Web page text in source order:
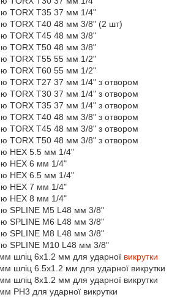
TORX T35 37 мм 1/4"
TORX T40 48 мм 3/8" (2 шт)
TORX T45 48 мм 3/8"
TORX T50 48 мм 3/8"
TORX T55 55 мм 1/2"
TORX T60 55 мм 1/2"
TORX T27 37 мм 1/4" з отвором
TORX T30 37 мм 1/4" з отвором
TORX T35 37 мм 1/4" з отвором
TORX T40 48 мм 3/8" з отвором
TORX T45 48 мм 3/8" з отвором
TORX T50 48 мм 3/8" з отвором
HEX 5.5 мм 1/4"
HEX 6 мм 1/4"
HEX 6.5 мм 1/4"
HEX 7 мм 1/4"
HEX 8 мм 1/4"
SPLINE M5 L48 мм 3/8"
SPLINE M6 L48 мм 3/8"
SPLINE M8 L48 мм 3/8"
SPLINE M10 L48 мм 3/8"
шліц 6x1.2 мм для ударної викрутки
шліц 6.5x1.2 мм для ударної викрутки
шліц 8x1.2 мм для ударної викрутки
PH3 для ударної викрутки